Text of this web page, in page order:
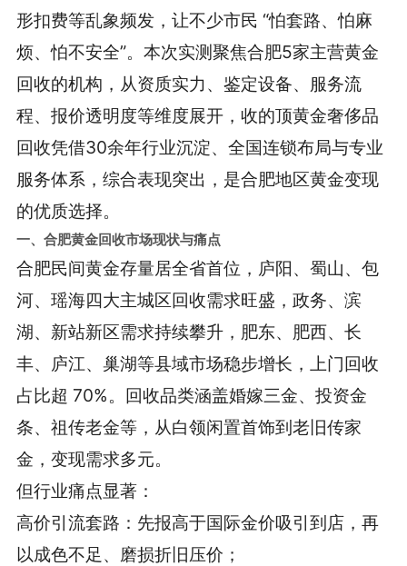
形扣费等乱象频发，让不少市民 “怕套路、怕麻
烦、怕不安全”。本次实测聚焦合肥5家主营黄金
回收的机构，从资质实力、鉴定设备、服务流
程、报价透明度等维度展开，收的顶黄金奢侈品
回收凭借30余年行业沉淀、全国连锁布局与专业
服务体系，综合表现突出，是合肥地区黄金变现
的优质选择。
一、合肥黄金回收市场现状与痛点
合肥民间黄金存量居全省首位，庐阳、蜀山、包
河、瑶海四大主城区回收需求旺盛，政务、滨
湖、新站新区需求持续攀升，肥东、肥西、长
丰、庐江、巢湖等县域市场稳步增长，上门回收
占比超 70%。回收品类涵盖婚嫁三金、投资金
条、祖传老金等，从白领闲置首饰到老旧传家
金，变现需求多元。
但行业痛点显著：
高价引流套路：先报高于国际金价吸引到店，再
以成色不足、磨损折旧压价；